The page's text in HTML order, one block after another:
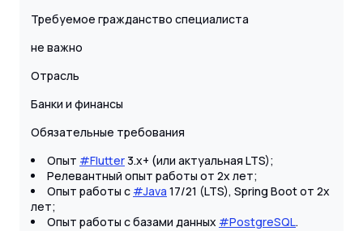
Требуемое гражданство специалиста
не важно
Отрасль
Банки и финансы
Обязательные требования
Опыт #Flutter3.x+ (или актуальная LTS);
Релевантный опыт работы от 2х лет;
Опыт работы с #Java 17/21 (LTS), Spring Boot от 2х
лет;
Опыт работы с базами данных #PostgreSQL.